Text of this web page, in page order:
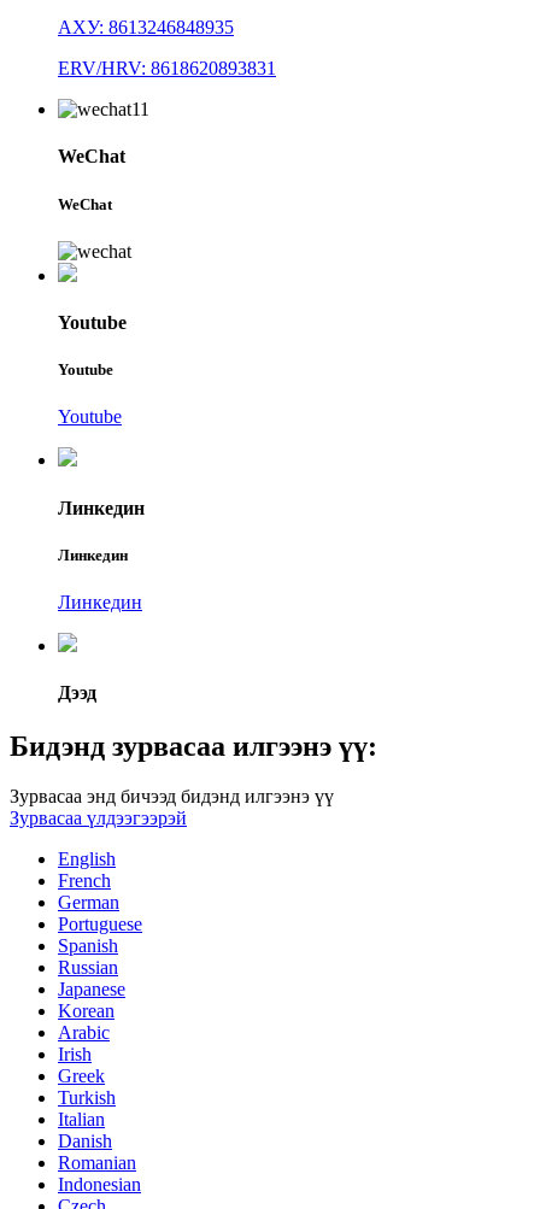
АХУ: 8613246848935
ERV/HRV: 8618620893831
WeChat
WeChat
Youtube
Youtube
Youtube
Линкедин
Линкедин
Линкедин
Дээд
Бидэнд зурвасаа илгээнэ үү:
Зурвасаа энд бичээд бидэнд илгээнэ үү
Зурвасаа үлдээгээрэй
English
French
German
Portuguese
Spanish
Russian
Japanese
Korean
Arabic
Irish
Greek
Turkish
Italian
Danish
Romanian
Indonesian